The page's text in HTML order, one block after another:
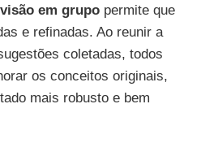
em grupo permite que
e refinadas. Ao reunir a
coletadas, todos
os conceitos originais,
mais robusto e bem